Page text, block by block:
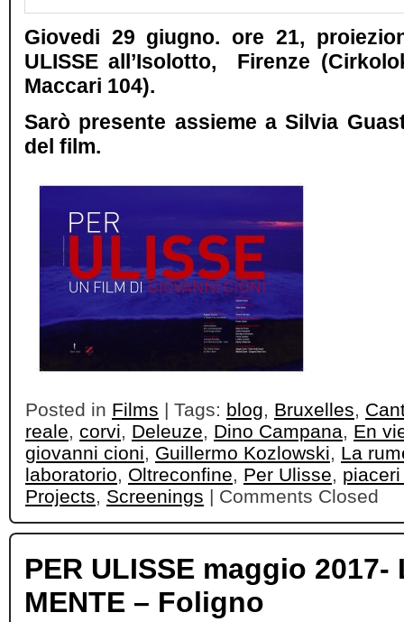
Giovedi 29 giugno. ore 21,
ULISSE all’Isolotto, Firenze
Maccari 104).
Sarò presente assieme a Silvia
del film.
Posted in Films | Tags: blog, Bruxelles,
reale, corvi, Deleuze, Dino Campana, En
giovanni cioni, Guillermo Kozlowski, La
laboratorio, Oltreconfine, Per Ulisse,
Projects, Screenings | Comments Closed
PER ULISSE maggio 2017-
MENTE – Foligno